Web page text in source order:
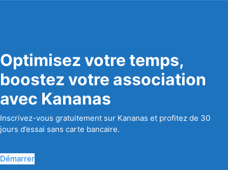
Optimisez votre temps,
boostez votre association
avec Kananas
Inscrivez-vous gratuitement sur Kananas et profitez de 30
jours d’essai sans carte bancaire.
Démarrer